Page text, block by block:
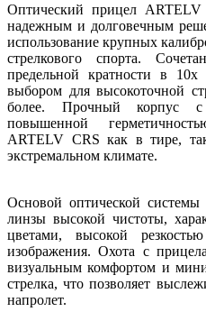
Оптический прицел ARTELV
надежным и долговечным
использование крупных
стрелкового спорта.
предельной кратности в
выбором для высокоточной
более. Прочный корпус
повышенной
ARTELV CRS как в тире,
экстремальном климате.
Основой оптической
линзы высокой чистоты,
цветами, высокой
изображения. Охота с
визуальным комфортом и
стрелка, что позволяет
напролет.